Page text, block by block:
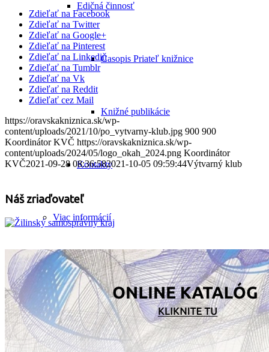
Edičná činnosť
Časopis Priateľ knižnice
Knižné publikácie
Kontakty
Viac informácií
Tlačové správy
Knižnica v médiách
Zdieľať na Facebook
Zdieľať na Twitter
Zdieľať na Google+
Zdieľať na Pinterest
Zdieľať na Linkedin
Zdieľať na Tumblr
Zdieľať na Vk
Zdieľať na Reddit
Zdieľať cez Mail
https://oravskakniznica.sk/wp-
content/uploads/2021/10/po_vytvarny-klub.jpg 900 900
Koordinátor KVČ https://oravskakniznica.sk/wp-
content/uploads/2024/05/logo_okah_2024.png Koordinátor
KVČ2021-09-28 08:36:582021-10-05 09:59:44Výtvarný klub
Náš zriaďovateľ